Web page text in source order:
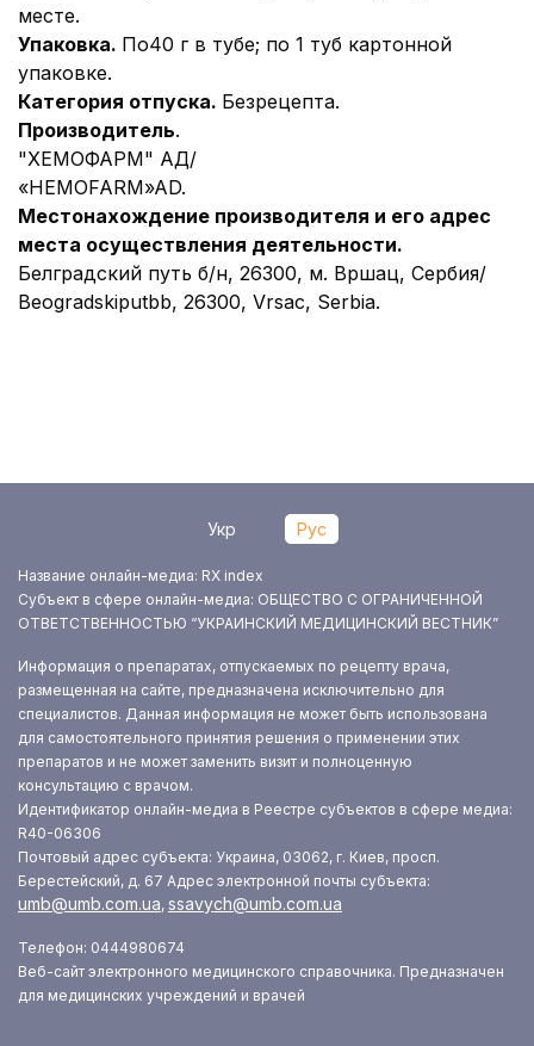
месте.
Упаковка. По40 г в тубе; по 1 туб картонной
упаковке.
Категория отпуска. Безрецепта.
Производитель.
"ХЕМОФАРМ" АД/
«HEMOFARM»AD.
Местонахождение производителя и его адрес
места осуществления деятельности.
Белградский путь б/н, 26300, м. Вршац, Сербия/
Beogradskiputbb, 26300, Vrsac, Serbia.
Укр Рус
Название онлайн-медиа: RX index
Субъект в сфере онлайн-медиа: ОБЩЕСТВО С ОГРАНИЧЕННОЙ
ОТВЕТСТВЕННОСТЬЮ “УКРАИНСКИЙ МЕДИЦИНСКИЙ ВЕСТНИК”
Информация о препаратах, отпускаемых по рецепту врача,
размещенная на сайте, предназначена исключительно для
специалистов. Данная информация не может быть использована
для самостоятельного принятия решения о применении этих
препаратов и не может заменить визит и полноценную
консультацию с врачом.
Идентификатор онлайн-медиа в Реестре субъектов в сфере медиа:
R40-06306
Почтовый адрес субъекта: Украина, 03062, г. Киев, просп.
Берестейский, д. 67 Адрес электронной почты субъекта:
umb@umb.com.ua, ssavych@umb.com.ua
Телефон: 0444980674
Веб-сайт электронного медицинского справочника. Предназначен
для медицинских учреждений и врачей